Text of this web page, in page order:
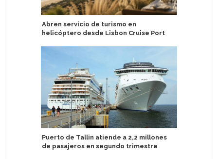
Abren servicio de turismo en
helicóptero desde Lisbon Cruise Port
Puerto de Tallin atiende a 2,2 millones
de pasajeros en segundo trimestre